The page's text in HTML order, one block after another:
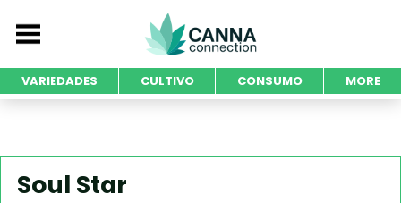
VARIEDADES CULTIVO CONSUMO MORE
Soul Star